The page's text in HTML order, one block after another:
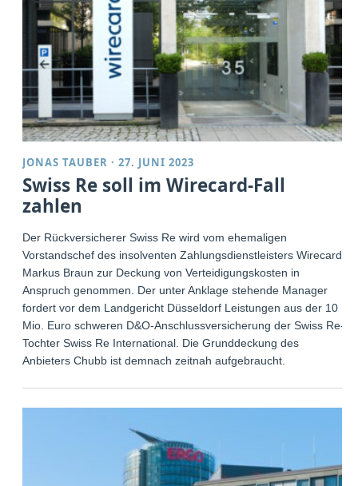
JONAS TAUBER ·27. JUNI 2023
Swiss Re soll im Wirecard-Fall
zahlen
Der Rückversicherer Swiss Re wird vom ehemaligen
Vorstandschef des insolventen Zahlungsdienstleisters Wirecard
Markus Braun zur Deckung von Verteidigungskosten in
Anspruch genommen. Der unter Anklage stehende Manager
fordert vor dem Landgericht Düsseldorf Leistungen aus der 10
Mio. Euro schweren D&O-Anschlussversicherung der Swiss Re-
Tochter Swiss Re International. Die Grunddeckung des
Anbieters Chubb ist demnach zeitnah aufgebraucht.